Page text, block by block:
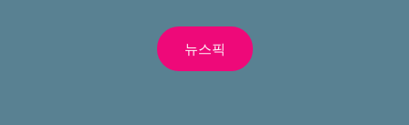
뉴스픽